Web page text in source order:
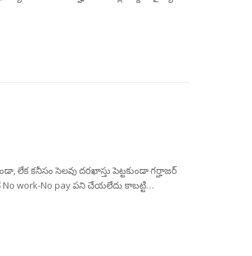
కనీసం సెలవు దరఖాస్తు పెట్టకుండా గర్హాజర్
work-No pay పని చేయలేదు కాబట్టి…